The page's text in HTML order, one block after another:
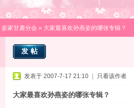
姿家甘肃分会» 大家最喜欢孙燕姿的哪张专辑？
发帖
发表于 2007-7-17 21:10 只看该作者
大家最喜欢孙燕姿的哪张专辑？